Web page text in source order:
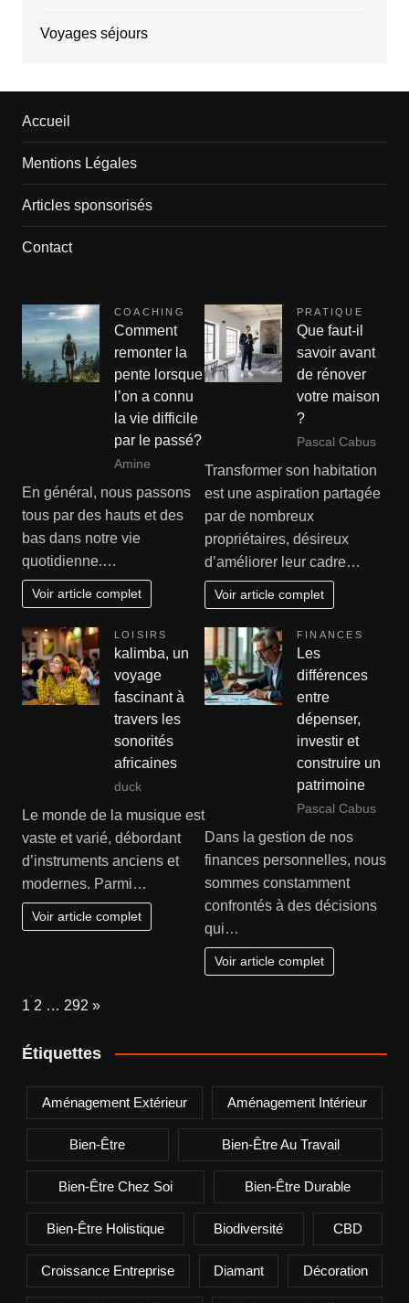
Voyages séjours
Accueil
Mentions Légales
Articles sponsorisés
Contact
COACHING
Comment
remonter la
pente lorsque
l’on a connu
la vie difficile
par le passé?
Amine
En général, nous passons
tous par des hauts et des
bas dans notre vie
quotidienne.…
Voir article complet
PRATIQUE
Que faut-il
savoir avant
de rénover
votre maison
?
Pascal Cabus
Transformer son habitation
est une aspiration partagée
par de nombreux
propriétaires, désireux
d’améliorer leur cadre…
Voir article complet
LOISIRS
kalimba, un
voyage
fascinant à
travers les
sonorités
africaines
duck
Le monde de la musique est
vaste et varié, débordant
d’instruments anciens et
modernes. Parmi…
Voir article complet
FINANCES
Les
différences
entre
dépenser,
investir et
construire un
patrimoine
Pascal Cabus
Dans la gestion de nos
finances personnelles, nous
sommes constamment
confrontés à des décisions
qui…
Voir article complet
Page:
1 2 … 292 Next
»
Étiquettes
Aménagement Extérieur Aménagement Intérieur
Bien-Être Bien-Être Au Travail
Bien-Être Chez Soi Bien-Être Durable
Bien-Être Holistique Biodiversité CBD
Croissance Entreprise Diamant Décoration